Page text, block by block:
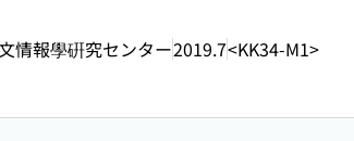
情報學硏究センター2019.7<KK34-M1>